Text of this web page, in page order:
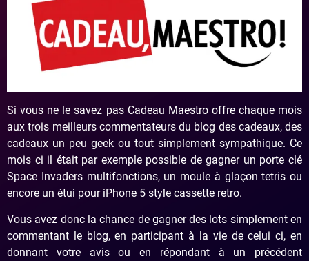
Si vous ne le savez pas Cadeau Maestro offre chaque mois
aux trois meilleurs commentateurs du blog des cadeaux, des
cadeaux un peu geek ou tout simplement sympathique. Ce
mois ci il était par exemple possible de gagner un porte clé
Space Invaders multifonctions, un moule à glaçon tetris ou
encore un étui pour iPhone 5 style cassette retro.
Vous avez donc la chance de gagner des lots simplement en
commentant le blog, en participant à la vie de celui ci, en
donnant votre avis ou en répondant à un précédent